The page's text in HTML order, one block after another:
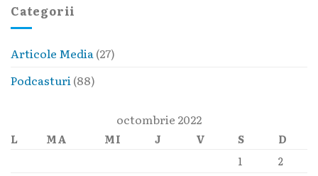
Categorii
Articole Media(27)
Podcasturi(88)
octombrie 2022
L MA MI J V S
D
1
2